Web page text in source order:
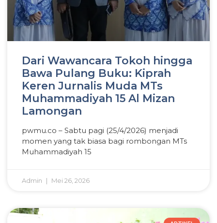
Dari Wawancara Tokoh hingga
Bawa Pulang Buku: Kiprah
Keren Jurnalis Muda MTs
Muhammadiyah 15 Al Mizan
Lamongan
pwmu.co – Sabtu pagi (25/4/2026) menjadi
momen yang tak biasa bagi rombongan MTs
Muhammadiyah 15
Admin Mei 26, 2026